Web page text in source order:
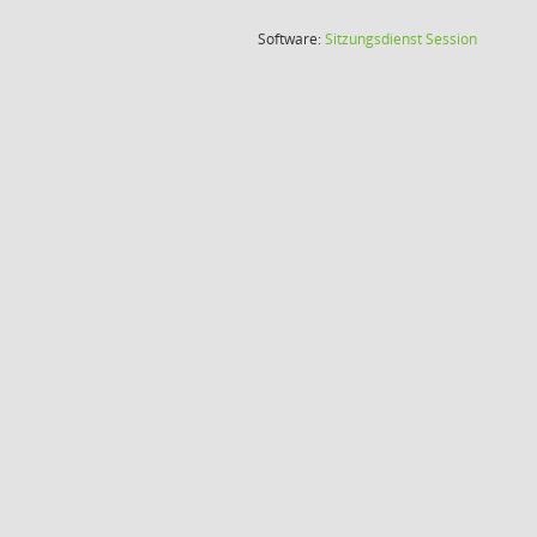
Software:SitzungsdienstSession(Wird in